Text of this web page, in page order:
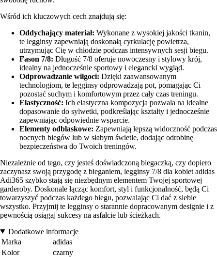
Wśród ich kluczowych cech znajdują się:
Oddychający materiał: Wykonane z wysokiej jakości tkanin,
te legginsy zapewniają doskonałą cyrkulację powietrza,
utrzymując Cię w chłodzie podczas intensywnych sesji biegu.
Fason 7/8: Długość 7/8 oferuje nowoczesny i stylowy krój,
idealny na jednocześnie sportowy i elegancki wygląd.
Odprowadzanie wilgoci: Dzięki zaawansowanym
technologiom, te legginsy odprowadzają pot, pomagając Ci
pozostać suchym i komfortowym przez cały czas treningu.
Elastyczność: Ich elastyczna kompozycja pozwala na idealne
dopasowanie do sylwetki, podkreślając kształty i jednocześnie
zapewniając odpowiednie wsparcie.
Elementy odblaskowe: Zapewniają lepszą widoczność podczas
nocnych biegów lub w słabym świetle, dodając odrobinę
bezpieczeństwa do Twoich treningów.
Niezależnie od tego, czy jesteś doświadczoną biegaczką, czy dopiero
zaczynasz swoją przygodę z bieganiem, legginsy 7/8 dla kobiet adidas
Adi365 szybko stają się niezbędnym elementem Twojej sportowej
garderoby. Doskonale łącząc komfort, styl i funkcjonalność, będą Ci
towarzyszyć podczas każdego biegu, pozwalając Ci dać z siebie
wszystko. Przyjmij te legginsy o starannie dopracowanym designie i z
pewnością osiągaj sukcesy na asfalcie lub ścieżkach.
Dodatkowe informacje
Marka
adidas
Kolor
czarny